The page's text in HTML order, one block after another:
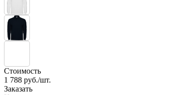
Стоимость
1 788 руб./шт.
Заказать